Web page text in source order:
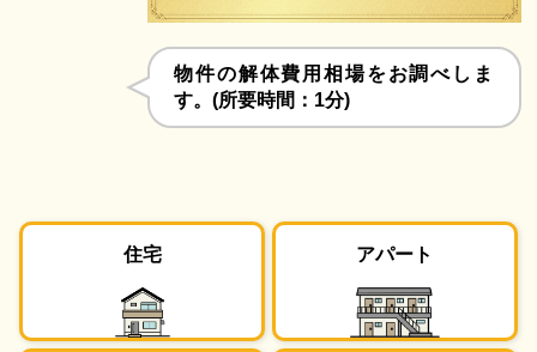
物件の解体費用相場をお調べしま
す。(所要時間：1分)
住宅 アパート